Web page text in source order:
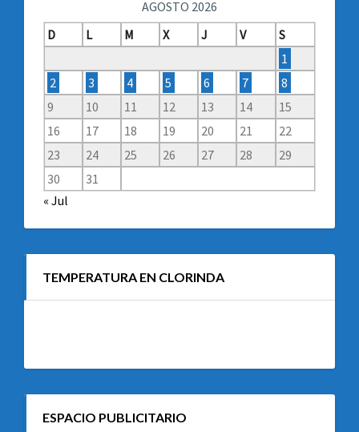
AGOSTO 2026
D
L M X J V
S
1
2
3 4 5 6 7
8
9
10 11 12 13 14
15
16
17 18 19 20 21
22
23
24 25 26 27 28
29
30
31
« Jul
TEMPERATURA EN CLORINDA
ESPACIO PUBLICITARIO